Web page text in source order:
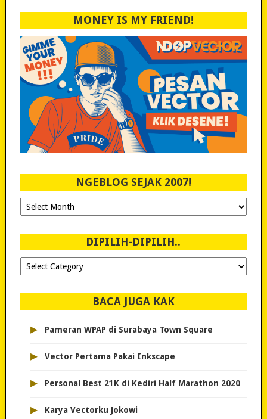
MONEY IS MY FRIEND!
NGEBLOG SEJAK 2007!
Ngeblog
Sejak
DIPILIH-DIPILIH..
Dipilih-
dipilih..
BACA JUGA KAK
▸ Pameran WPAP di Surabaya Town Square
▸ Vector Pertama Pakai Inkscape
▸ Personal Best 21K di Kediri Half Marathon 2020
▸ Karya Vectorku Jokowi